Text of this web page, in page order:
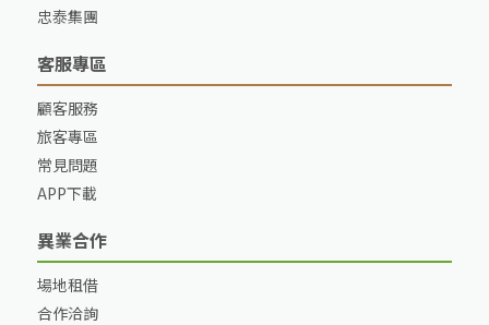
忠泰集團
客服專區
顧客服務
旅客專區
常見問題
APP下載
異業合作
場地租借
合作洽詢